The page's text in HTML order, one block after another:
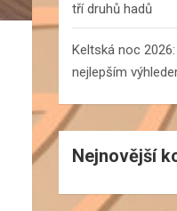
tří druhů hadů
Keltská noc
nejlepším
Nejnovější